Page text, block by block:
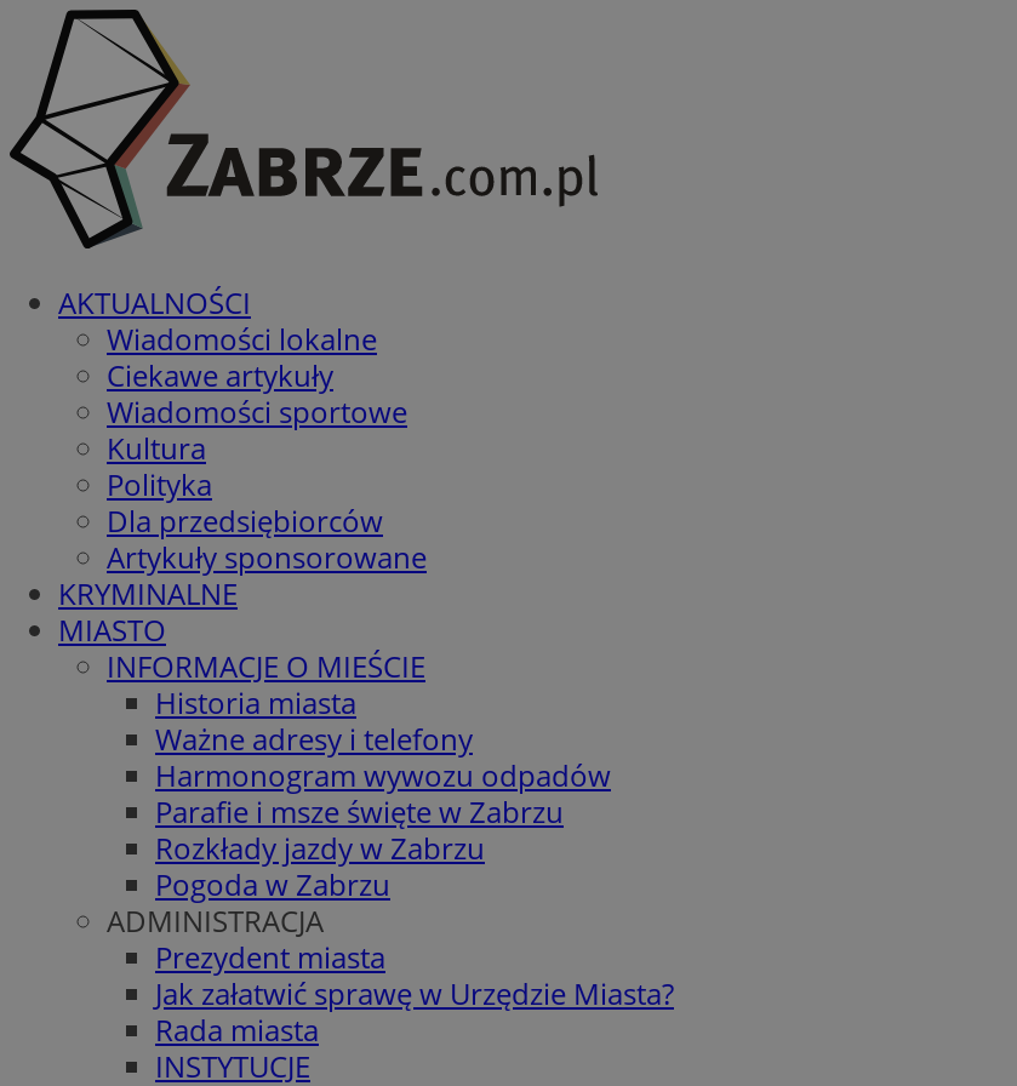
AKTUALNOŚCI
Wiadomości lokalne
Ciekawe artykuły
Wiadomości sportowe
Kultura
Polityka
Dla przedsiębiorców
Artykuły sponsorowane
KRYMINALNE
MIASTO
INFORMACJE O MIEŚCIE
Historia miasta
Ważne adresy i telefony
Harmonogram wywozu odpadów
Parafie i msze święte w Zabrzu
Rozkłady jazdy w Zabrzu
Pogoda w Zabrzu
ADMINISTRACJA
Prezydent miasta
Jak załatwić sprawę w Urzędzie Miasta?
Rada miasta
INSTYTUCJE